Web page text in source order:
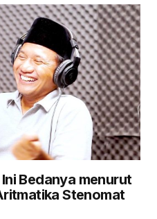
Bedanya menurut
Stenomat